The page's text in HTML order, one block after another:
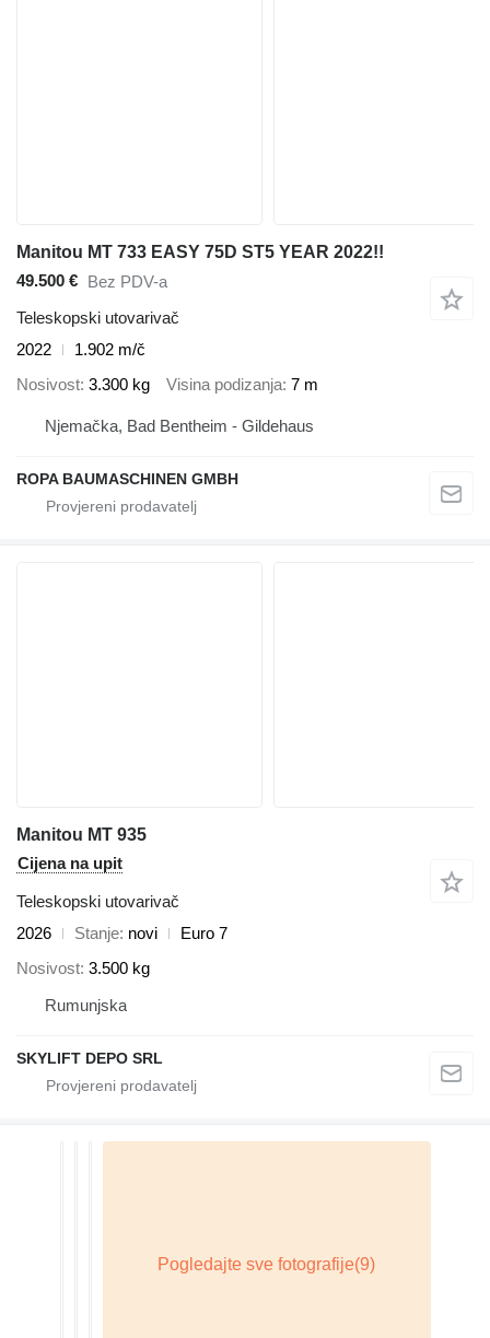
Manitou MT 733 EASY 75D ST5 YEAR 2022!!
49.500 €
Bez PDV-a
Teleskopski utovarivač
2022
1.902 m/č
Nosivost 3.300 kg Visina podizanja 7 m
Njemačka, Bad Bentheim - Gildehaus
ROPA BAUMASCHINEN GMBH
Manitou MT 935
Cijena na upit
Teleskopski utovarivač
2026
Stanje novi
Euro 7
Nosivost 3.500 kg
Rumunjska
SKYLIFT DEPO SRL